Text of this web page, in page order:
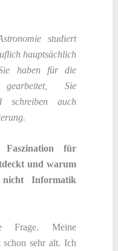
studiert
hauptsächlich
haben für die
Sie
schreiben auch
für
und warum
Informatik
Frage. Meine
sehr alt. Ich